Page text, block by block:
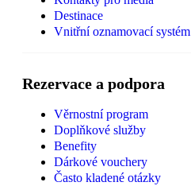
Destinace
Vnitřní oznamovací systém
Rezervace a podpora
Věrnostní program
Doplňkové služby
Benefity
Dárkové vouchery
Často kladené otázky